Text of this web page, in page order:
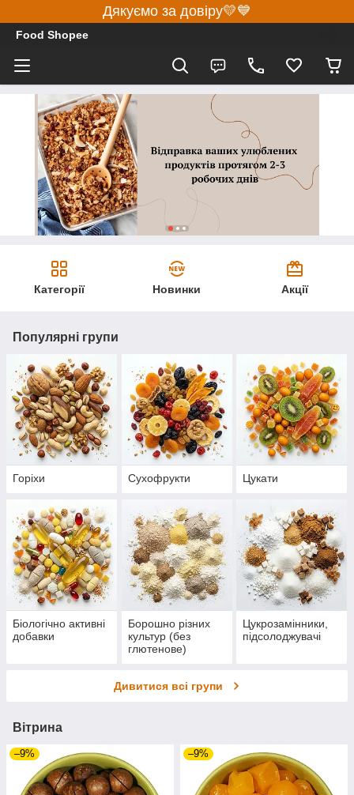
Дякуємо за довіру💛💙
Food Shopee
Категорії Новинки Акції
Популярні групи
Горіхи Сухофрукти Цукати
Біологічно активні
добавки
Борошно різних
культур (без
глютенове)
Цукрозамінники,
підсолоджувачі
Дивитися всі групи
Вітрина
–9% –9%